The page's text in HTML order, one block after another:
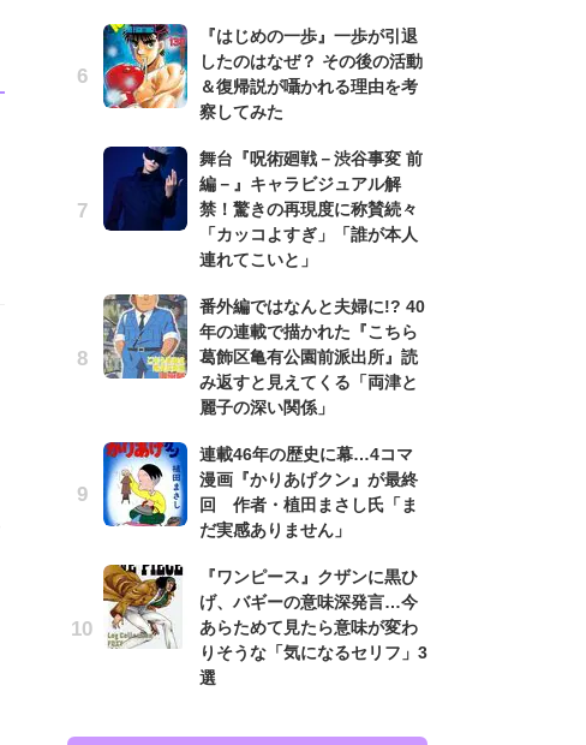
『はじめの一歩』一歩が引退
したのはなぜ？ その後の活動
＆復帰説が囁かれる理由を考
察してみた
舞台『呪術廻戦－渋谷事変 前
編－』キャラビジュアル解
禁！驚きの再現度に称賛続々
「カッコよすぎ」「誰が本人
連れてこいと」
番外編ではなんと夫婦に!? 40
年の連載で描かれた『こちら
葛飾区亀有公園前派出所』読
み返すと見えてくる「両津と
麗子の深い関係」
連載46年の歴史に幕…4コマ
漫画『かりあげクン』が最終
回 作者・植田まさし氏「ま
だ実感ありません」
『ワンピース』クザンに黒ひ
げ、バギーの意味深発言…今
あらためて見たら意味が変わ
りそうな「気になるセリフ」3
選